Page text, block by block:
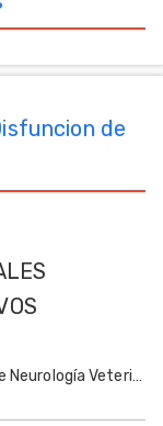
de
Asociación Latinoamericana de Neurología Veterinaria - NEUROLATINVET